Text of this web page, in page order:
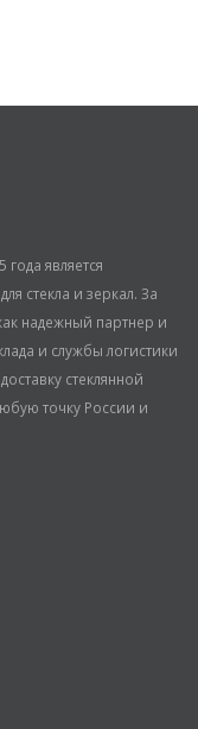
является
стекла и зеркал. За
надежный партнер и
и службы логистики
стеклянной
точку России и